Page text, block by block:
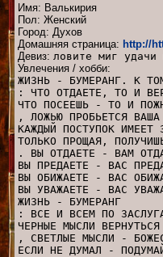
Имя: Валькирия
Пол: Женский
Город: Духов
Домашняя страница: http://
Девиз: ловите миг удачи
Увлечения / хобби:
ЖИЗНЬ - БУМЕРАНГ. К
: ЧТО ОТДАЕТЕ, ТО И
ЧТО ПОСЕЕШЬ - ТО И
, ЛОЖЬЮ ПРОБЬЕТСЯ
КАЖДЫЙ ПОСТУПОК ИМЕЕТ
ТОЛЬКО ПРОЩАЯ,
. ВЫ ОТДАЕТЕ - ВАМ
ВЫ ПРЕДАЕТЕ - ВАС
ВЫ ОБИЖАЕТЕ - ВАС
ВЫ УВАЖАЕТЕ - ВАС
ЖИЗНЬ - БУМЕРАНГ
: ВСЕ И ВСЕМ ПО
ЧЕРНЫЕ МЫСЛИ
, СВЕТЛЫЕ МЫСЛИ -
ЕСЛИ НЕ ДУМАЛ -